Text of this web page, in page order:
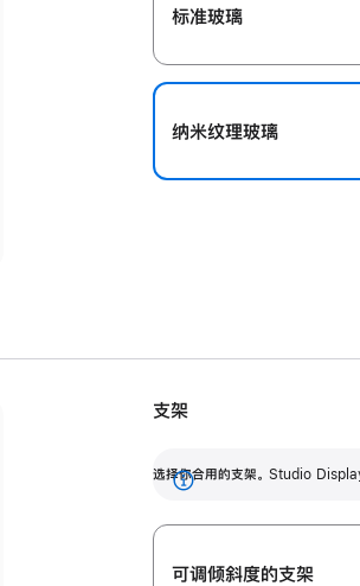
标准玻璃
纳米纹理玻璃
调节范围。
支架
选择你合用的支架。 Studio Display
展
开
可调倾斜度的支架